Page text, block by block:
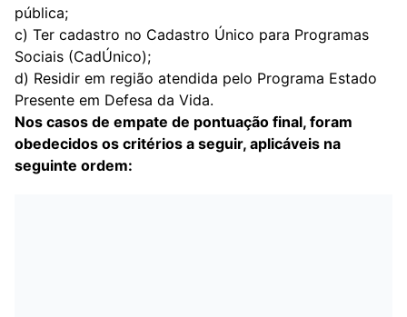
pública;
c) Ter cadastro no Cadastro Único para Programas
Sociais (CadÚnico);
d) Residir em região atendida pelo Programa Estado
Presente em Defesa da Vida.
Nos casos de empate de pontuação final, foram
obedecidos os critérios a seguir, aplicáveis na
seguinte ordem: